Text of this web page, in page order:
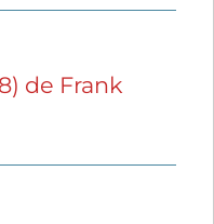
de Frank